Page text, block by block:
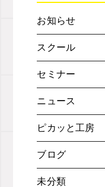
お知らせ
スクール
セミナー
ニュース
ピカッと工房
ブログ
未分類